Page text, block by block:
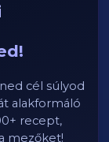
cél súlyod
alakformáló
recept,
mezőket!